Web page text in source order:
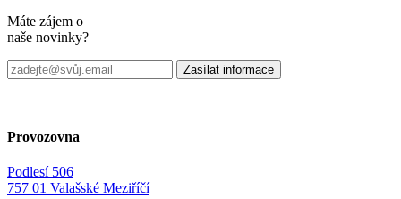
Máte zájem o
naše novinky?
Provozovna
Podlesí 506
757 01 Valašské Meziříčí